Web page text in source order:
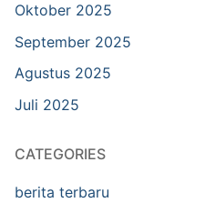
Oktober 2025
September 2025
Agustus 2025
Juli 2025
CATEGORIES
berita terbaru